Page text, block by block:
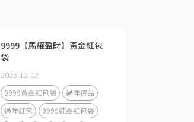
9999【馬耀盈財】黃金紅包
袋
2025-12-02
9999黃金紅包袋
過年禮品
過年紅包
9999純金紅包袋